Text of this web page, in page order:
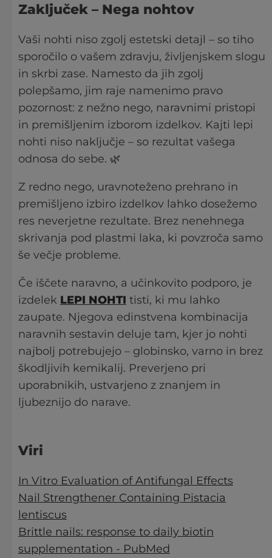
Zaključek – Nega nohtov
Vaši nohti niso zgolj estetski detajl – so tiho
sporočilo o vašem zdravju, življenjskem slogu
in skrbi zase. Namesto da jih zgolj
polepšamo, jim raje namenimo pravo
pozornost: z nežno nego, naravnimi pristopi
in premišljenim izborom izdelkov. Kajti lepi
nohti niso naključje – so rezultat vašega
odnosa do sebe. 🌿
Z redno nego, uravnoteženo prehrano in
premišljeno izbiro izdelkov lahko dosežemo
res neverjetne rezultate. Brez nenehnega
skrivanja pod plastmi laka, ki povzroča samo
še večje probleme.
Če iščete naravno, a učinkovito podporo, je
izdelek LEPI NOHTI tisti, ki mu lahko
zaupate. Njegova edinstvena kombinacija
naravnih sestavin deluje tam, kjer jo nohti
najbolj potrebujejo – globinsko, varno in brez
škodljivih kemikalij. Preverjeno pri
uporabnikih, ustvarjeno z znanjem in
ljubeznijo do narave.
Viri
In Vitro Evaluation of Antifungal Effects
Nail Strengthener Containing Pistacia
lentiscus
Brittle nails: response to daily biotin
supplementation - PubMed